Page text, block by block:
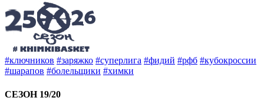
#ключников #заряжко #суперлига #фидий #рфб #кубокроссии
#шарапов #болельщики #химки
СЕЗОН 19/20